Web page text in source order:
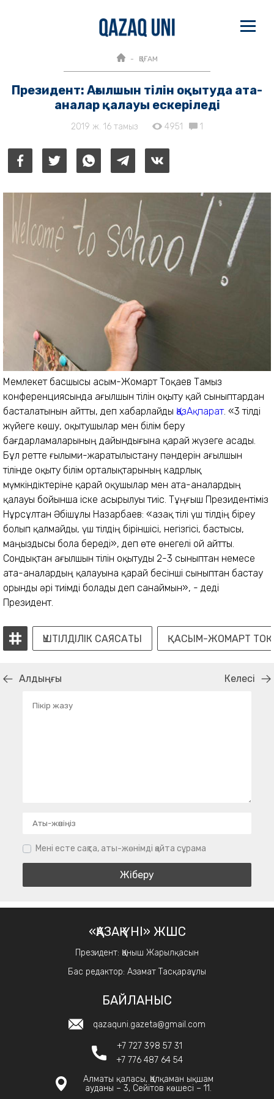
ҚОҒАМ
Президент: Ағылшын тілін оқытуда ата-
аналар қалауы ескеріледі
2019 ж. 16 тамыз 4951 1
Мемлекет басшысы Қасым-Жомарт Тоқаев Тамыз
конференциясында ағылшын тілін оқыту қай сыныптардан
басталатынын айтты, деп хабарлайды ҚазАқпарат. «3 тілді
жүйеге көшу, оқытушылар мен білім беру
бағдарламаларының дайындығына қарай жүзеге асады.
Бұл ретте ғылыми-жаратылыстану пәндерін ағылшын
тілінде оқыту білім орталықтарының кадрлық
мүмкіндіктеріне қарай оқушылар мен ата-аналардың
қалауы бойынша іске асырылуы тиіс. Тұңғыш Президентіміз
Нұрсұлтан Әбішұлы Назарбаев: «Қазақ тілі үш тілдің біреу
болып қалмайды, үш тілдің біріншісі, негізгісі, бастысы,
маңыздысы бола береді», деп өте өнегелі ой айтты.
Сондықтан ағылшын тілін оқытуды 2-3 сыныптан немесе
ата-аналардың қалауына қарай бесінші сыныптан бастау
орынды әрі тиімді болады деп санаймын», - деді
Президент.
ҮШТІЛДІЛІК САЯСАТЫ ҚАСЫМ-ЖОМАРТ
Алдыңғы Келесі
Мені есте сақта, аты-жөнімді қайта сұрама
«ҚАЗАҚ ҮНІ» ЖШС
Президент: Қаныш Жарылқасын
Бас редактор: Азамат Тасқараұлы
БАЙЛАНЫС
qazaquni.gazeta@gmail.com
+7 727 398 57 31
+7 776 487 64 54
Алматы қаласы, Қалқаман ықшам
ауданы – 3, Сейітов көшесі – 11.